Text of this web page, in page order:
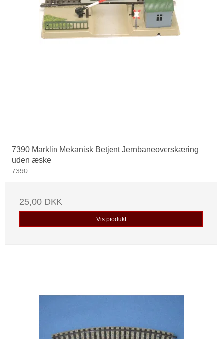
7390 Marklin Mekanisk Betjent Jernbaneoverskæring
uden æske
7390
25,00 DKK
Vis produkt